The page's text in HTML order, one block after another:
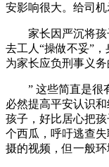
安影响很大。给司机
家长因严沉将孩
去工人“操做不妥”
为家长应负刑事义
” 这些简直是很有
必然提高平安认识
孩子，好比居心把
个西瓜，呼吁逃查
摄的视频，但一般环